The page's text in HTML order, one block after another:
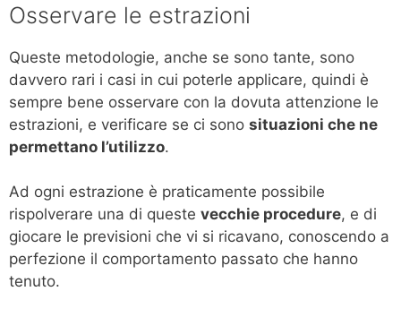
Osservare le estrazioni
Queste metodologie, anche se sono tante, sono
davvero rari i casi in cui poterle applicare, quindi è
sempre bene osservare con la dovuta attenzione le
estrazioni, e verificare se ci sono situazioni che ne
permettano l’utilizzo.
Ad ogni estrazione è praticamente possibile
rispolverare una di queste vecchie procedure, e di
giocare le previsioni che vi si ricavano, conoscendo a
perfezione il comportamento passato che hanno
tenuto.